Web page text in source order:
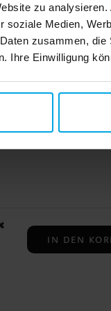
zu
soziale Medien,
zusammen,
Ihre Einwilligung
IN DEN KORB
IN DEN